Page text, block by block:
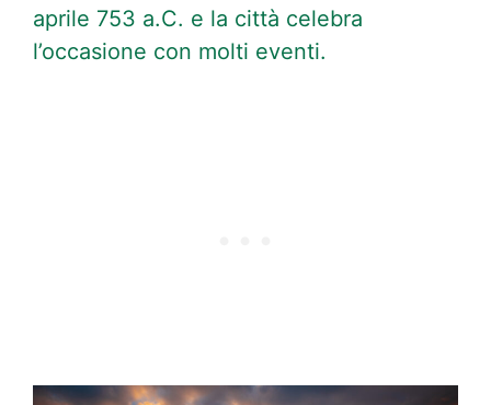
aprile 753 a.C. e la città celebra
l’occasione con molti eventi.